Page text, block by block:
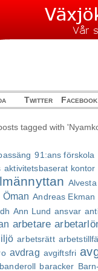
Twitter Facebook
tagged with
91:ans förskola
aktivitetsbaserat kontor
Alvesta
Öman Andreas Ekman
Ann Lund ansvar
arbetare
arbetsrätt
avdrag avgiftsfri
banderoll baracker